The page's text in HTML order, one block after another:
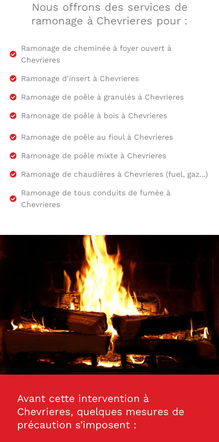
Nous offrons des services de
ramonage à Chevrieres pour :
Ramonage de cheminée à foyer ouvert à
Chevrieres
Ramonage d'insert à Chevrieres
Ramonage de poêle à granulés à Chevrieres
Ramonage de poêle à bois à Chevrieres
Ramonage de poêle au fioul à Chevrieres
Ramonage de poêle mixte à Chevrieres
Ramonage de chaudières à Chevrieres (fuel, gaz...)
Ramonage de tous conduits de fumée à
Chevrieres
Avant cette intervention à
Chevrieres, quelques mesures de
précaution s’imposent :